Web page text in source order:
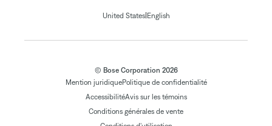
United States| English
© Bose Corporation 2026
Mention juridiquePolitique de confidentialité
AccessibilitéAvis sur les témoins
Conditions générales de vente